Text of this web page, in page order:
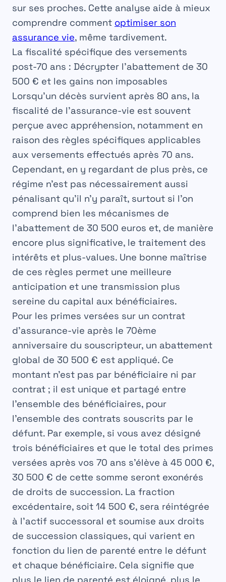
sur ses proches. Cette analyse aide à mieux
comprendre comment optimiser son
assurance vie, même tardivement.
La fiscalité spécifique des versements
post-70 ans : Décrypter l’abattement de 30
500 € et les gains non imposables
Lorsqu’un décès survient après 80 ans, la
fiscalité de l’assurance-vie est souvent
perçue avec appréhension, notamment en
raison des règles spécifiques applicables
aux versements effectués après 70 ans.
Cependant, en y regardant de plus près, ce
régime n’est pas nécessairement aussi
pénalisant qu’il n’y paraît, surtout si l’on
comprend bien les mécanismes de
l’abattement de 30 500 euros et, de manière
encore plus significative, le traitement des
intérêts et plus-values. Une bonne maîtrise
de ces règles permet une meilleure
anticipation et une transmission plus
sereine du capital aux bénéficiaires.
Pour les primes versées sur un contrat
d’assurance-vie après le 70ème
anniversaire du souscripteur, un abattement
global de 30 500 € est appliqué. Ce
montant n’est pas par bénéficiaire ni par
contrat ; il est unique et partagé entre
l’ensemble des bénéficiaires, pour
l’ensemble des contrats souscrits par le
défunt. Par exemple, si vous avez désigné
trois bénéficiaires et que le total des primes
versées après vos 70 ans s’élève à 45 000 €,
30 500 € de cette somme seront exonérés
de droits de succession. La fraction
excédentaire, soit 14 500 €, sera réintégrée
à l’actif successoral et soumise aux droits
de succession classiques, qui varient en
fonction du lien de parenté entre le défunt
et chaque bénéficiaire. Cela signifie que